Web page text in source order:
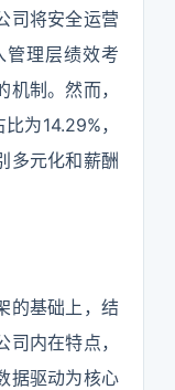
司将安全运营
理层绩效考
制。然而，
为14.29%，
多元化和薪酬
的基础上，结
内在特点，
据驱动为核心